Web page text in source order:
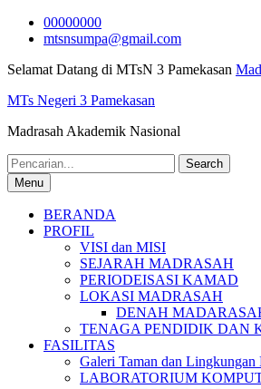
Skip
00000000
mtsnsumpa@gmail.com
Selamat Datang di MTsN 3 Pamekasan
MTs Negeri 3 Pamekasan
Madrasah Akademik Nasional
Search
for:Menu
BERANDA
PROFIL
VISI dan MISI
SEJARAH MADRASAH
PERIODEISASI KAMAD
LOKASI MADRASAH
DENAH
TENAGA PENDIDIK DAN
FASILITAS
Galeri Taman dan Lingkungan
LABORATORIUM